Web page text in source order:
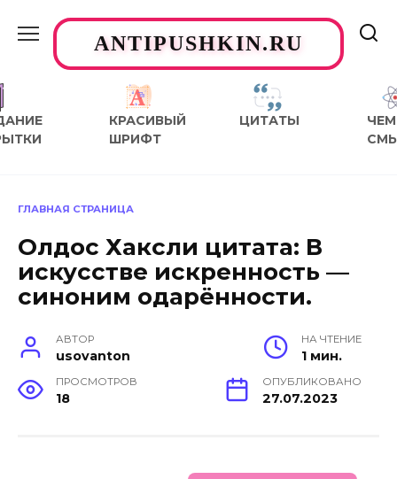
содержаниюANTIPUSHKIN.RU
КРАСИВЫЙ
ШРИФТ
ЦИТАТЫ
ЧЕМ
ГЛАВНАЯ СТРАНИЦА
Олдос Хаксли цитата: В
искусстве искренность —
синоним одарённости.
АВТОР
usovanton
НА ЧТЕНИЕ
1 мин.
ПРОСМОТРОВ
18
ОПУБЛИКОВАНО
27.07.2023